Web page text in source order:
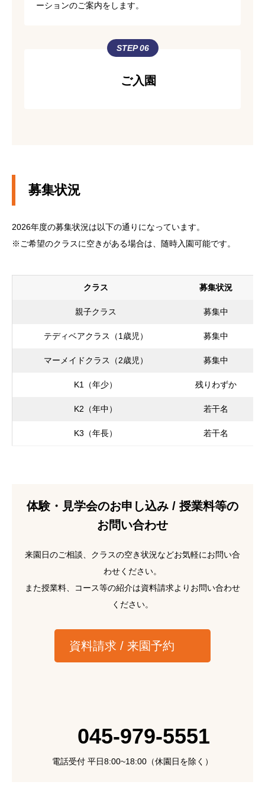
ーションのご案内をします。
STEP 06
ご入園
募集状況
2026年度の募集状況は以下の通りになっています。
※ご希望のクラスに空きがある場合は、随時入園可能です。
クラス 募集状況
親子クラス 募集中
テディベアクラス（1歳児） 募集中
マーメイドクラス（2歳児） 募集中
K1（年少） 残りわずか
K2（年中） 若干名
K3（年長） 若干名
体験・見学会のお申し込み / 授業料等の
お問い合わせ
来園日のご相談、クラスの空き状況などお気軽にお問い合
わせください。
また授業料、コース等の紹介は資料請求よりお問い合わせ
ください。
資料請求 / 来園予約
045-979-5551
電話受付 平日8:00~18:00（休園日を除く）